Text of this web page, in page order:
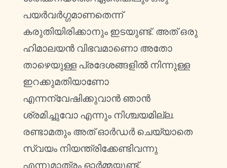
പയർവർഗ്ഗമാണതെന്ന്
കരുതിയിരിക്കാനും ഇടയുണ്ട്. അത് ഒരു
ഹിമാലയൻ വിഭവമാണൊ അതോ
താഴെയുള്ള പ്രദേശങ്ങളിൽ നിന്നുള്ള
ഇറക്കുമതിയാണോ
എന്നന്വേഷിക്കുവാൻ ഞാൻ
ശ്രമിച്ചുവോ എന്നും നിശ്ചയമില്ല.
രണ്ടാമതും അത് ഓർഡർ ചെയ്യാതെ
സ്വയം നിയന്ത്രിക്കേണ്ടിവന്നു
എന്നുമാത്രം ഓർമ്മയുണ്ട്.